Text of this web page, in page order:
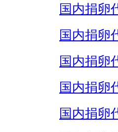
国内捐卵
国内捐卵
国内捐卵
国内捐卵
国内捐卵